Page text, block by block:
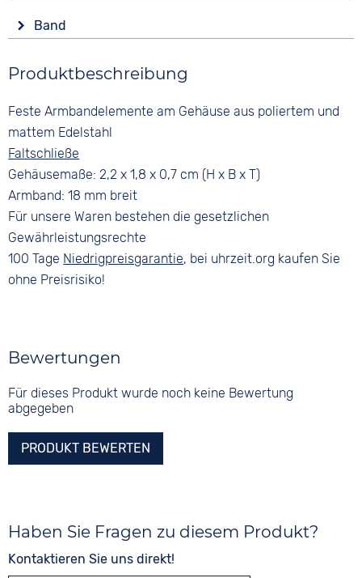
Glas
Mineralglas
Analog
Arabisch
Band
Produktbeschreibung
Feste Armbandelemente am Gehäuse aus poliertem und
mattem Edelstahl
Faltschließe
Gehäusemaße: 2,2 x 1,8 x 0,7 cm (H x B x T)
Armband: 18 mm breit
Für unsere Waren bestehen die gesetzlichen
Gewährleistungsrechte
100 Tage Niedrigpreisgarantie, bei uhrzeit.org kaufen Sie
ohne Preisrisiko!
Bewertungen
Für dieses Produkt wurde noch keine Bewertung
abgegeben
PRODUKT BEWERTEN
Haben Sie Fragen zu diesem Produkt?
Kontaktieren Sie uns direkt!